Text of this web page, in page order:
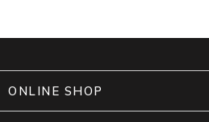
ONLINE SHOP